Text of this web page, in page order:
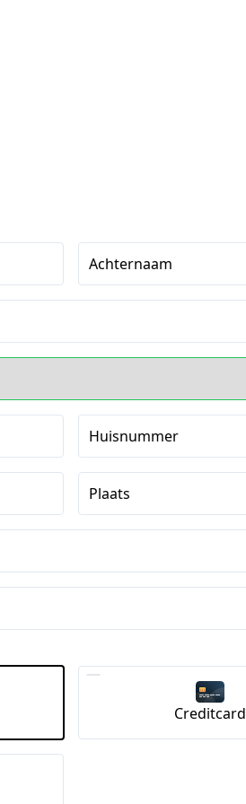
Achternaam
Huisnummer
Plaats
Creditcard